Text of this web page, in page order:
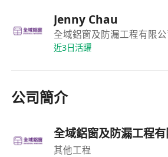
Jenny Chau
全域鋁窗及防漏工程有限公
近3日活躍
公司簡介
全域鋁窗及防漏工程
其他工程